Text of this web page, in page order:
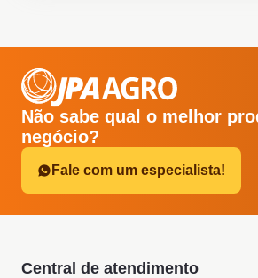
Não sabe qual o melhor
negócio?
Fale com um especialista!
Central de atendimento